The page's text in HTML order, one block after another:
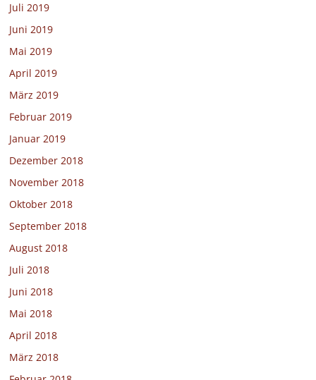
Juli 2019
Juni 2019
Mai 2019
April 2019
März 2019
Februar 2019
Januar 2019
Dezember 2018
November 2018
Oktober 2018
September 2018
August 2018
Juli 2018
Juni 2018
Mai 2018
April 2018
März 2018